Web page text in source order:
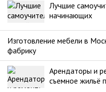
Лучшие
начинающих
Изготовление мебели в
фабрику
Арендаторы и
съемное жильё